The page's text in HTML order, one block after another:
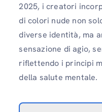
2025, i creatori
di colori nude non
diverse identità, ma
sensazione di agio,
riflettendo i principi
della salute mentale.